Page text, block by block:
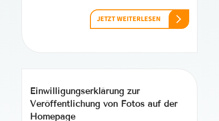
JETZT WEITERLESEN
Einwilligungserklärung zur
Veröffentlichung von Fotos auf der
Homepage